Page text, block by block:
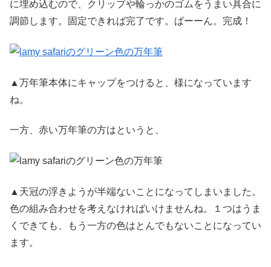
に埋め込むので、クリップや輪っかのゴムをうまい具合に
調節します。固定できれば完了です。ばーーん。完成！
▲万年筆本体にキャップをつけると、様になっています
ね。
一方、赤い万年筆の方はというと、
▲天冠の浮きようが半端ないことになってしまいました。
色の組み合わせを考えなければいけませんね。１つはうま
くできても、もう一方の色はとんでもないことになってい
ます。